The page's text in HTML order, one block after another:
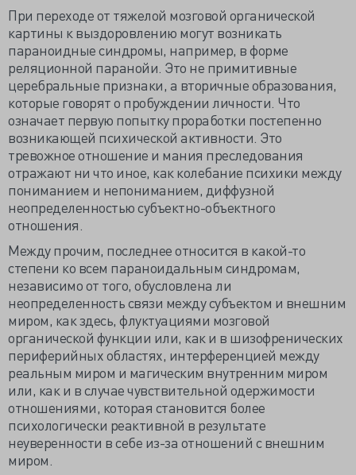
При переходе от тяжелой мозговой органической
картины к выздоровлению могут возникать
параноидные синдромы, например, в форме
реляционной паранойи. Это не примитивные
церебральные признаки, а вторичные образования,
которые говорят о пробуждении личности. Что
означает первую попытку проработки постепенно
возникающей психической активности. Это
тревожное отношение и мания преследования
отражают ни что иное, как колебание психики между
пониманием и непониманием, диффузной
неопределенностью субъектно-объектного
отношения.
Между прочим, последнее относится в какой-то
степени ко всем параноидальным синдромам,
независимо от того, обусловлена ли
неопределенность связи между субъектом и внешним
миром, как здесь, ​​флуктуациями мозговой
органической функции или, как и в шизофренических
периферийных областях, интерференцией между
реальным миром и магическим внутренним миром
или, как и в случае чувствительной одержимости
отношениями, которая становится более
психологически реактивной в результате
неуверенности в себе из-за отношений с внешним
миром.